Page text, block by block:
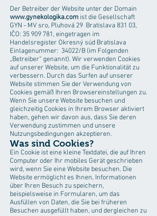
Der Betreiber der Website unter der Domain
www.gynekologika.com ist die Gesellschaft
GYN - MV sro, Pluhová 29 Bratislava 831 03,
IČO: 35 909 781, eingetragen im
Handelsregister Okresný súd Bratislava
Einlagenummer: 34022/B (im Folgenden
„Betreiber“ genannt). Wir verwenden Cookies
auf unserer Website, um die Funktionalität zu
verbessern. Durch das Surfen auf unserer
Website stimmen Sie der Verwendung von
Cookies gemäß Ihren Browsereinstellungen zu.
Wenn Sie unsere Website besuchen und
gleichzeitig Cookies in Ihrem Browser aktiviert
haben, gehen wir davon aus, dass Sie deren
Verwendung zustimmen und unsere
Nutzungsbedingungen akzeptieren.
Was sind Cookies?
Ein Cookie ist eine kleine Textdatei, die auf Ihren
Computer oder Ihr mobiles Gerät geschrieben
wird, wenn Sie eine Website besuchen. Die
Website ermöglicht es Ihnen, Informationen
über Ihren Besuch zu speichern,
beispielsweise in Formularen, um das
Ausfüllen von Daten, die Sie bei früheren
Besuchen ausgefüllt haben, und dergleichen zu